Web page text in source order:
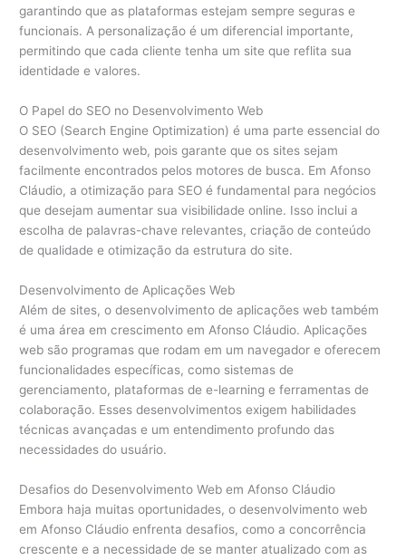
garantindo que as plataformas estejam sempre seguras e
funcionais. A personalização é um diferencial importante,
permitindo que cada cliente tenha um site que reflita sua
identidade e valores.
O Papel do SEO no Desenvolvimento Web
O SEO (Search Engine Optimization) é uma parte essencial do
desenvolvimento web, pois garante que os sites sejam
facilmente encontrados pelos motores de busca. Em Afonso
Cláudio, a otimização para SEO é fundamental para negócios
que desejam aumentar sua visibilidade online. Isso inclui a
escolha de palavras-chave relevantes, criação de conteúdo
de qualidade e otimização da estrutura do site.
Desenvolvimento de Aplicações Web
Além de sites, o desenvolvimento de aplicações web também
é uma área em crescimento em Afonso Cláudio. Aplicações
web são programas que rodam em um navegador e oferecem
funcionalidades específicas, como sistemas de
gerenciamento, plataformas de e-learning e ferramentas de
colaboração. Esses desenvolvimentos exigem habilidades
técnicas avançadas e um entendimento profundo das
necessidades do usuário.
Desafios do Desenvolvimento Web em Afonso Cláudio
Embora haja muitas oportunidades, o desenvolvimento web
em Afonso Cláudio enfrenta desafios, como a concorrência
crescente e a necessidade de se manter atualizado com as